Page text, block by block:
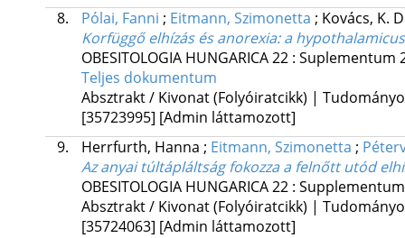
8.
Pólai, Fanni ; Eitmann, Szimonetta ; Kovács, K.
Korfüggő elhízás és anorexia: a
OBESITOLOGIA HUNGARICA22: Suplementum
Teljes dokumentum
Absztrakt / Kivonat (Folyóiratcikk) |
[35723995] [Admin láttamozott]
9.
Herrfurth, Hanna ; Eitmann, Szimonetta ;
Az anyai túltápláltság fokozza a felnőtt utód
OBESITOLOGIA HUNGARICA22:
Absztrakt / Kivonat (Folyóiratcikk) |
[35724063] [Admin láttamozott]